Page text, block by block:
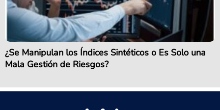
¿Se Manipulan los Índices Sintéticos o Es Solo una
Mala Gestión de Riesgos?